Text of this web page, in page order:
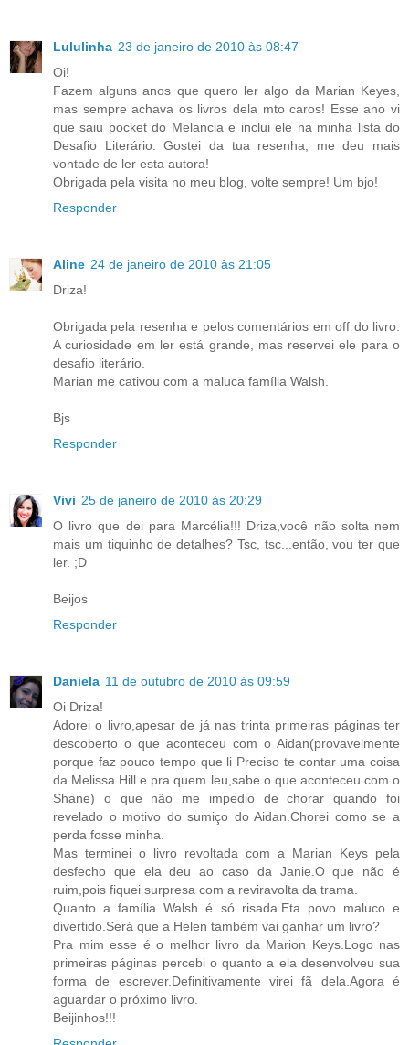
Lululinha 23 de janeiro de 2010 às 08:47
Oi!
Fazem alguns anos que quero ler algo da Marian Keyes,
mas sempre achava os livros dela mto caros! Esse ano vi
que saiu pocket do Melancia e inclui ele na minha lista do
Desafio Literário. Gostei da tua resenha, me deu mais
vontade de ler esta autora!
Obrigada pela visita no meu blog, volte sempre! Um bjo!
Responder
Aline 24 de janeiro de 2010 às 21:05
Driza!
Obrigada pela resenha e pelos comentários em off do livro.
A curiosidade em ler está grande, mas reservei ele para o
desafio literário.
Marian me cativou com a maluca família Walsh.
Bjs
Responder
Vivi 25 de janeiro de 2010 às 20:29
O livro que dei para Marcélia!!! Driza,você não solta nem
mais um tiquinho de detalhes? Tsc, tsc...então, vou ter que
ler. ;D
Beijos
Responder
Daniela 11 de outubro de 2010 às 09:59
Oi Driza!
Adorei o livro,apesar de já nas trinta primeiras páginas ter
descoberto o que aconteceu com o Aidan(provavelmente
porque faz pouco tempo que li Preciso te contar uma coisa
da Melissa Hill e pra quem leu,sabe o que aconteceu com o
Shane) o que não me impedio de chorar quando foi
revelado o motivo do sumiço do Aidan.Chorei como se a
perda fosse minha.
Mas terminei o livro revoltada com a Marian Keys pela
desfecho que ela deu ao caso da Janie.O que não é
ruim,pois fiquei surpresa com a reviravolta da trama.
Quanto a família Walsh é só risada.Eta povo maluco e
divertido.Será que a Helen também vai ganhar um livro?
Pra mim esse é o melhor livro da Marion Keys.Logo nas
primeiras páginas percebi o quanto a ela desenvolveu sua
forma de escrever.Definitivamente virei fã dela.Agora é
aguardar o próximo livro.
Beijinhos!!!